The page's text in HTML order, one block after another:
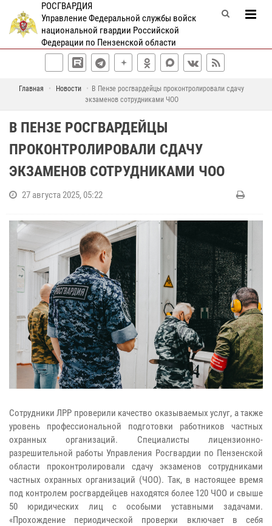
РОСГВАРДИЯ
Управление Федеральной службы войск
национальной гвардии Российской
Федерации по Пензенской области
Главная Новости
В Пензе росгвардейцы проконтролировали сдачу
экзаменов сотрудниками ЧОО
В ПЕНЗЕ РОСГВАРДЕЙЦЫ
ПРОКОНТРОЛИРОВАЛИ СДАЧУ
ЭКЗАМЕНОВ СОТРУДНИКАМИ ЧОО
27 августа 2025, 05:22
Сотрудники ЛРР проверили качество оказываемых услуг, а также
уровень профессиональной подготовки работников частных
охранных организаций. Специалисты лицензионно-
разрешительной работы Управления Росгвардии по Пензенской
области проконтролировали сдачу экзаменов сотрудниками
частных охранных организаций (ЧОО). Так, в настоящее время
под контролем росгвардейцев находятся более 120 ЧОО и свыше
50 юридических лиц с особыми уставными задачами.
«Прохождение периодической проверки включает в себя